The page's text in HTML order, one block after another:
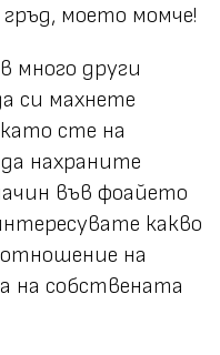
гръд, моето момче!
много други
си махнете
сте на
нахраните
във фоайето
какво
на
на собствената